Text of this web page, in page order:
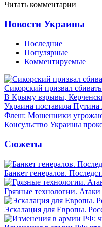
Читать комментарии
Новости Украины
Последние
Популярные
Комментируемые
Сикорский призвал
В Крыму взрывы,
Украина поставила
Флеш: Мошенники
Консульство Украины
Сюжеты
Банкет генералов.
Грязные технологии.
Эскалация для Европы.